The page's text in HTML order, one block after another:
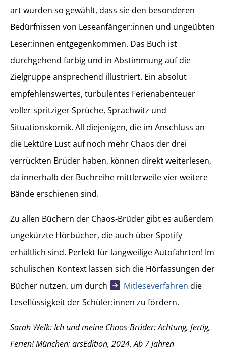
art wurden so gewählt, dass sie den besonderen
Bedürfnissen von Leseanfänger:innen und ungeübten
Leser:innen entgegenkommen. Das Buch ist
durchgehend farbig und in Abstimmung auf die
Zielgruppe ansprechend illustriert. Ein absolut
empfehlenswertes, turbulentes Ferienabenteuer
voller spritziger Sprüche, Sprachwitz und
Situationskomik. All diejenigen, die im Anschluss an
die Lektüre Lust auf noch mehr Chaos der drei
verrückten Brüder haben, können direkt weiterlesen,
da innerhalb der Buchreihe mittlerweile vier weitere
Bände erschienen sind.
Zu allen Büchern der Chaos-Brüder gibt es außerdem
ungekürzte Hörbücher, die auch über Spotify
erhältlich sind. Perfekt für langweilige Autofahrten! Im
schulischen Kontext lassen sich die Hörfassungen der
Bücher nutzen, um durch
Mitleseverfahren die
Leseflüssigkeit der Schüler:innen zu fördern.
Sarah Welk: Ich und meine Chaos-Brüder: Achtung, fertig,
Ferien! München: arsEdition, 2024. Ab 7 Jahren